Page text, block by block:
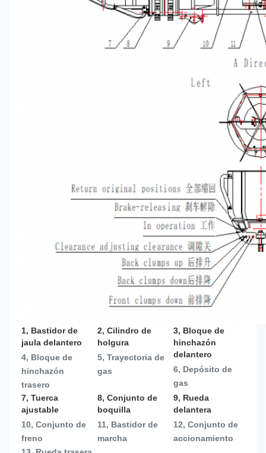
1, Bastidor de
jaula delantero
4, Bloque de
hinchazón
trasero
2, Cilindro de
holgura
5, Trayectoria de
gas
3, Bloque de
hinchazón
delantero
6, Depósito de
gas
7, Tuerca
ajustable
10, Conjunto de
freno
8, Conjunto de
boquilla
11, Bastidor de
marcha
9, Rueda
delantera
12, Conjunto de
accionamiento